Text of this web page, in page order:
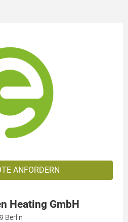
ANFORDERN
Heating GmbH
Berlin